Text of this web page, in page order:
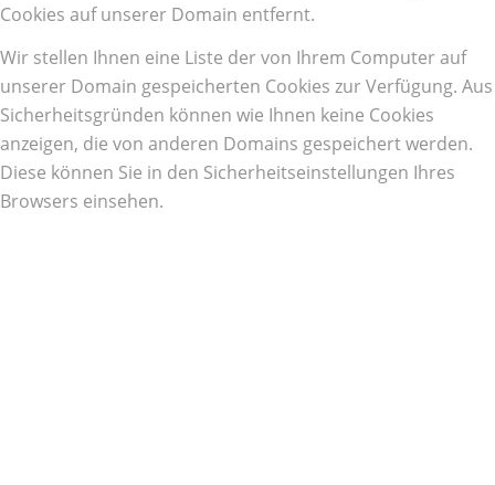
Cookies auf unserer Domain entfernt.
Wir stellen Ihnen eine Liste der von Ihrem Computer auf
unserer Domain gespeicherten Cookies zur Verfügung. Aus
Sicherheitsgründen können wie Ihnen keine Cookies
anzeigen, die von anderen Domains gespeichert werden.
Diese können Sie in den Sicherheitseinstellungen Ihres
Browsers einsehen.